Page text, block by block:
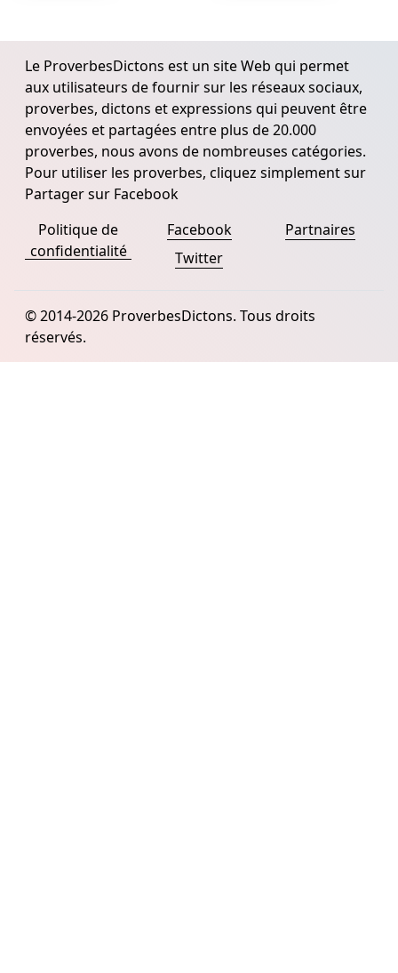
Le ProverbesDictons est un site Web qui permet
aux utilisateurs de fournir sur les réseaux sociaux,
proverbes, dictons et expressions qui peuvent être
envoyées et partagées entre plus de 20.000
proverbes, nous avons de nombreuses catégories.
Pour utiliser les proverbes, cliquez simplement sur
Partager sur Facebook
Politique de
confidentialité
Facebook
Twitter
Partnaires
© 2014-2026 ProverbesDictons. Tous droits
réservés.